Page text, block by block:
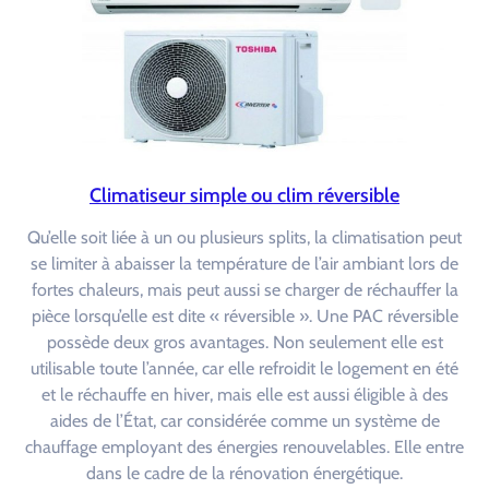
Climatiseur simple ou clim réversible
Qu’elle soit liée à un ou plusieurs splits, la climatisation peut
se limiter à abaisser la température de l’air ambiant lors de
fortes chaleurs, mais peut aussi se charger de réchauffer la
pièce lorsqu’elle est dite « réversible ». Une PAC réversible
possède deux gros avantages. Non seulement elle est
utilisable toute l’année, car elle refroidit le logement en été
et le réchauffe en hiver, mais elle est aussi éligible à des
aides de l’État, car considérée comme un système de
chauffage employant des énergies renouvelables. Elle entre
dans le cadre de la rénovation énergétique.